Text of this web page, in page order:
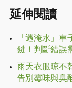
延伸閱讀
「遇淹水」
鍵！判斷錯誤
雨天衣服晾不
告別霉味與臭